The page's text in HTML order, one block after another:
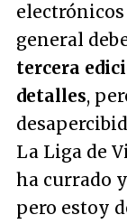
general
tercera
detalles,
La Liga de
ha currado
pero estoy